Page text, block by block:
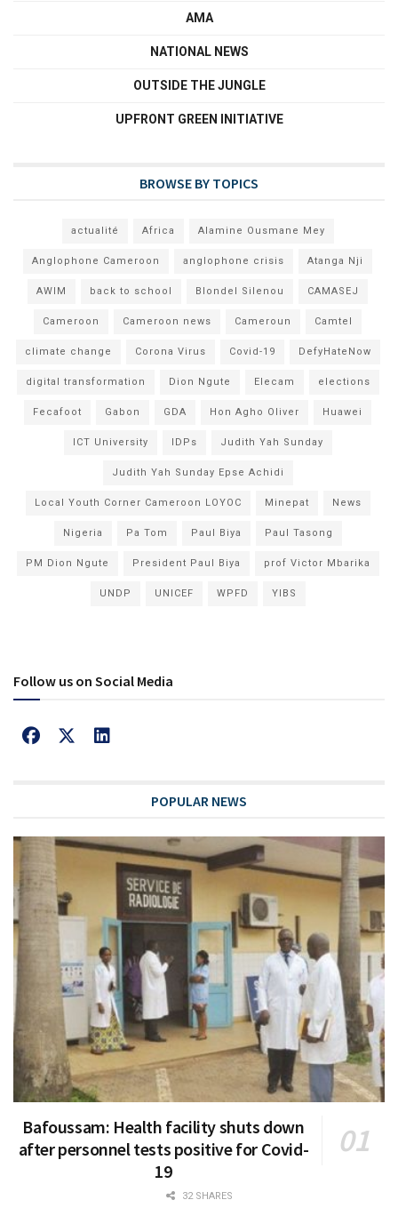
AMA
NATIONAL NEWS
OUTSIDE THE JUNGLE
UPFRONT GREEN INITIATIVE
BROWSE BY TOPICS
actualité Africa Alamine Ousmane Mey
Anglophone Cameroon anglophone crisis Atanga Nji
AWIM back to school Blondel Silenou CAMASEJ
Cameroon Cameroon news Cameroun Camtel
climate change Corona Virus Covid-19 DefyHateNow
digital transformation Dion Ngute Elecam elections
Fecafoot Gabon GDA Hon Agho Oliver Huawei
ICT University IDPs Judith Yah Sunday
Judith Yah Sunday Epse Achidi
Local Youth Corner Cameroon LOYOC Minepat News
Nigeria Pa Tom Paul Biya Paul Tasong
PM Dion Ngute President Paul Biya prof Victor Mbarika
UNDP UNICEF WPFD YIBS
Follow us on Social Media
POPULAR NEWS
Bafoussam: Health facility shuts down
after personnel tests positive for Covid-
19
32 SHARES